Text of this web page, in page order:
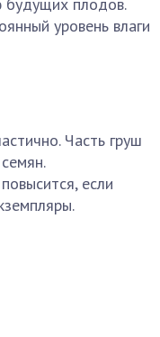
уровень влаги
Часть груш
если